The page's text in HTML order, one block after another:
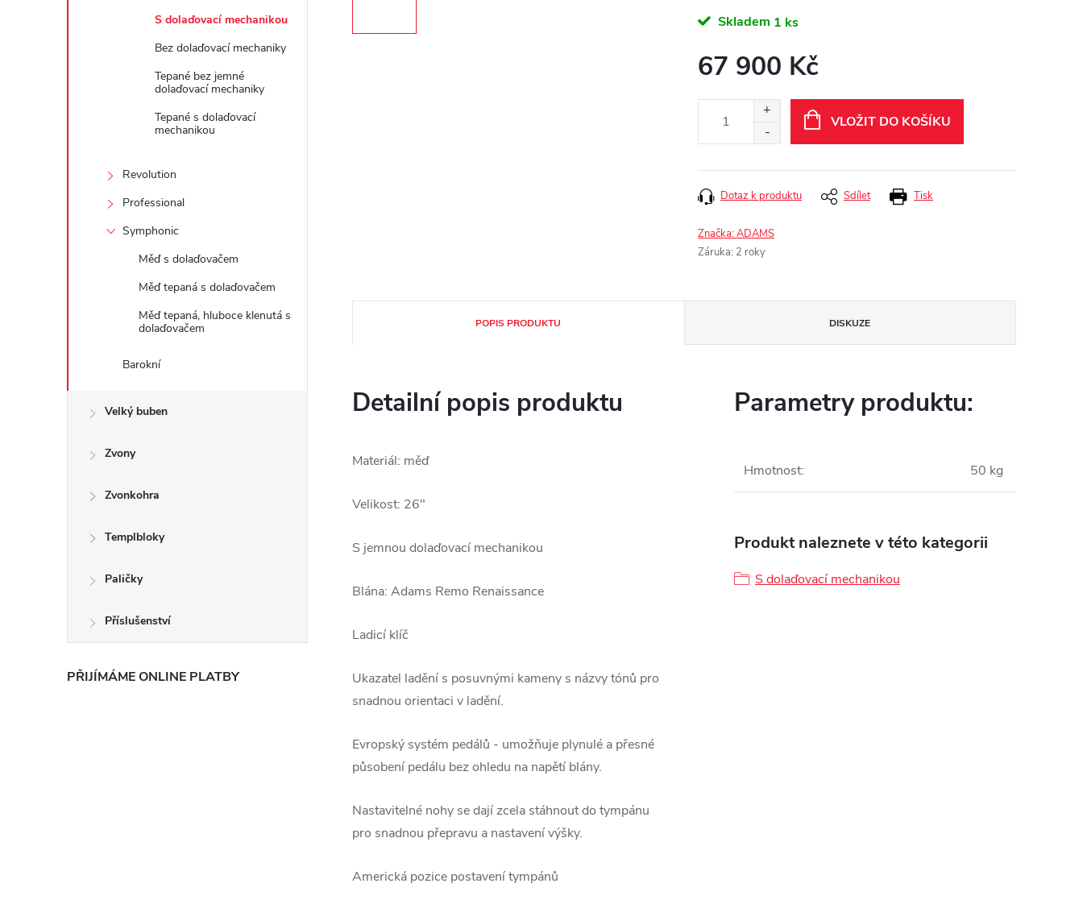
S dolaďovací mechanikou
Bez dolaďovací mechaniky
Tepané bez jemné
dolaďovací mechaniky
Tepané s dolaďovací
mechanikou
Revolution
Professional
Symphonic
Měď s dolaďovačem
Měď tepaná s dolaďovačem
Měď tepaná, hluboce klenutá s
dolaďovačem
Barokní
Velký buben
Zvony
Zvonkohra
Templbloky
Paličky
Příslušenství
PŘIJÍMÁME ONLINE PLATBY
Skladem 1 ks
67 900 Kč
VLOŽIT DO KOŠÍKU
Tisk
Dotaz k produktu Sdílet
Značka:ADAMS
Záruka: 2 roky
POPIS PRODUKTU DISKUZE
Detailní popis produktu
Materiál: měď
Velikost: 26"
S jemnou dolaďovací mechanikou
Blána: Adams Remo Renaissance
Ladicí klíč
Ukazatel ladění s posuvnými kameny s názvy tónů pro
snadnou orientaci v ladění.
Evropský systém pedálů - umožňuje plynulé a přesné
působení pedálu bez ohledu na napětí blány.
Nastavitelné nohy se dají zcela stáhnout do tympánu
pro snadnou přepravu a nastavení výšky.
Americká pozice postavení tympánů
Parametry produktu:
Hmotnost: 50 kg
Produkt naleznete v této kategorii
S dolaďovací mechanikou